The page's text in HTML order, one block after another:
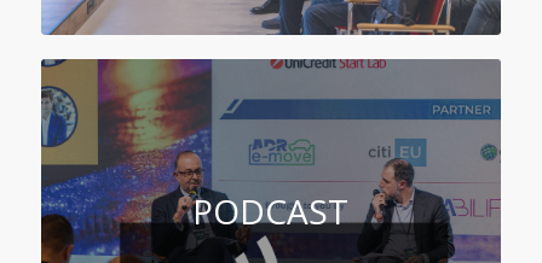
PODCAST